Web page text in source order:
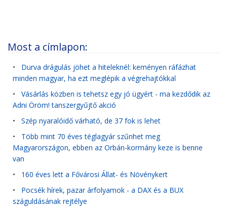
Most a címlapon:
• Durva drágulás jöhet a hiteleknél: keményen ráfázhat
minden magyar, ha ezt meglépik a végrehajtókkal
• Vásárlás közben is tehetsz egy jó ügyért - ma kezdődik az
Adni Öröm! tanszergyűjtő akció
• Szép nyaralóidő várható, de 37 fok is lehet
• Több mint 70 éves téglagyár szűnhet meg
Magyarországon, ebben az Orbán-kormány keze is benne
van
• 160 éves lett a Fővárosi Állat- és Növénykert
• Pocsék hírek, pazar árfolyamok - a DAX és a BUX
száguldásának rejtélye